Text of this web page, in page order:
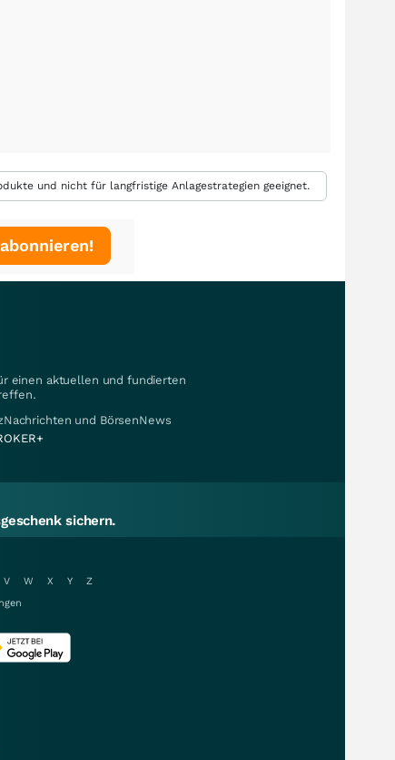
und nicht für langfristige Anlagestrategien geeignet.
einen aktuellen und fundierten
und BörsenNews
sichern.
V W X Y
Z